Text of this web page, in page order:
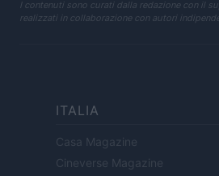
I contenuti sono curati dalla redazione con il
realizzati in collaborazione con autori
ITALIA
Casa Magazine
Cineverse Magazine